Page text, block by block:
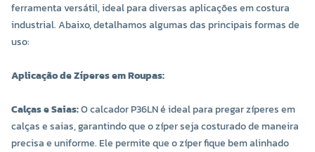
ferramenta versátil, ideal para diversas aplicações em costura
industrial. Abaixo, detalhamos algumas das principais formas de
uso:
Aplicação de Zíperes em Roupas:
Calças e Saias:O calcador P36LN é ideal para pregar zíperes em
calças e saias, garantindo que o zíper seja costurado de maneira
precisa e uniforme. Ele permite que o zíper fique bem alinhado